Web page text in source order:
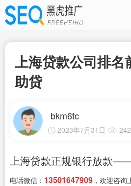
上海贷款公司排
助贷
bkm6tc
2023年7月31日 242
上海贷款正规银行放款
电话微信： 13501647909 ，欢迎咨